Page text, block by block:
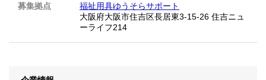
募集拠点
福祉用具ゆうそらサポート
大阪府大阪市住吉区長居東3-15-26 住吉ニュ
ーライフ214